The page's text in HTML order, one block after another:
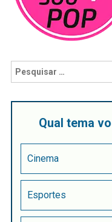
Qual tema
Cinema
Esportes